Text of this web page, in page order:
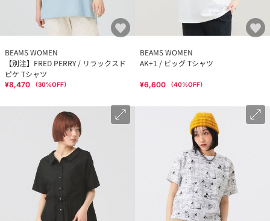
BEAMS WOMEN
【別注】FRED PERRY / リラックスド
ピケ Tシャツ
¥8,470 （30%OFF）
BEAMS WOMEN
AK+1 / ビッグ Tシャツ
¥6,600 （40%OFF）